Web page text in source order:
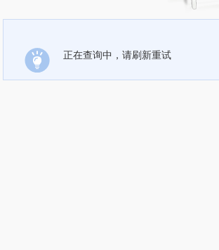
正在查询中，请刷新重试